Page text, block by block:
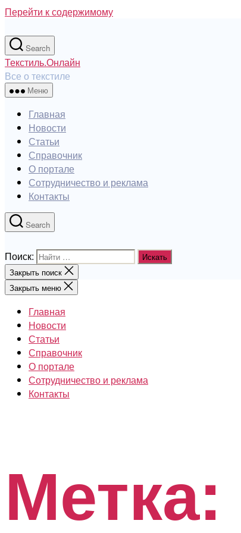
Перейти к содержимому
Search
Текстиль.Онлайн
Все о текстиле
Меню
Главная
Новости
Статьи
Справочник
О портале
Сотрудничество и реклама
Контакты
Search
Поиск:
Закрыть поиск
Закрыть меню
Главная
Новости
Статьи
Справочник
О портале
Сотрудничество и реклама
Контакты
Метка: